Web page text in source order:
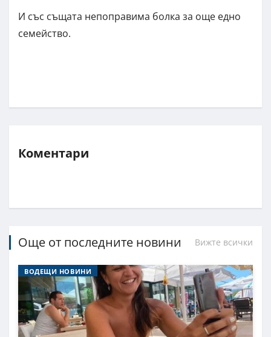
И със същата непоправима болка за още едно
семейство.
Коментари
Още от последните новини Вижте всички
ВОДЕЩИ НОВИНИ